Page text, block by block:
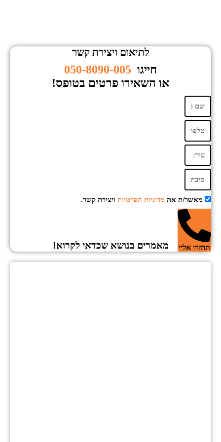
לתיאום ויצירת קשר
חייגו050-8090-005
או השאירו פרטים בטופס!
מאשר/ת אתמדיניות הפרטיותויצירת קשר.
אליי מאמרים בנושא שכדאי לקרוא!